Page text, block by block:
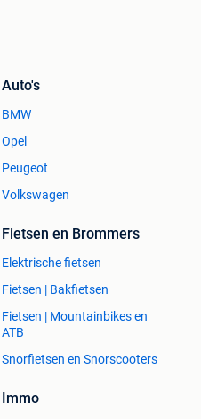
Auto's
BMW
Opel
Peugeot
Volkswagen
Fietsen en Brommers
Elektrische fietsen
Fietsen | Bakfietsen
Fietsen | Mountainbikes en
ATB
Snorfietsen en Snorscooters
Immo